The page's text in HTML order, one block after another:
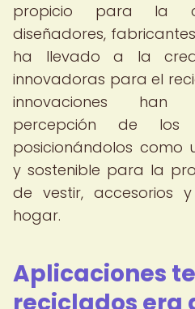
propicio para la
diseñadores,
ha llevado a la
innovadoras para el
innovaciones han
percepción de los
posicionándolos como
y sostenible para la
de vestir, accesorios
hogar.
Aplicaciones